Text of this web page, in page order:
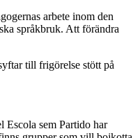
arbete inom den
språkbruk. Att förändra
till frigörelse stött på
Escola sem Partido har